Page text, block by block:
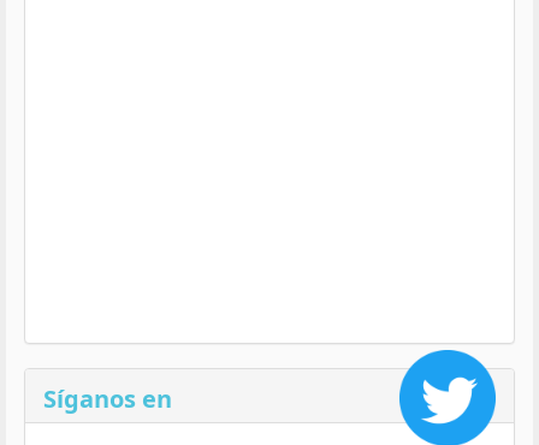
Síganos en